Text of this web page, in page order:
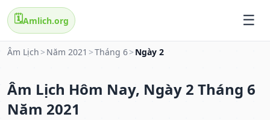
🗓️Amlich.org
Âm Lịch > Năm 2021 >Tháng 6> Ngày 2
Âm Lịch Hôm Nay, Ngày 2 Tháng 6
Năm 2021